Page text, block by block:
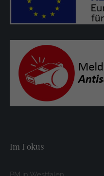
Im Fokus